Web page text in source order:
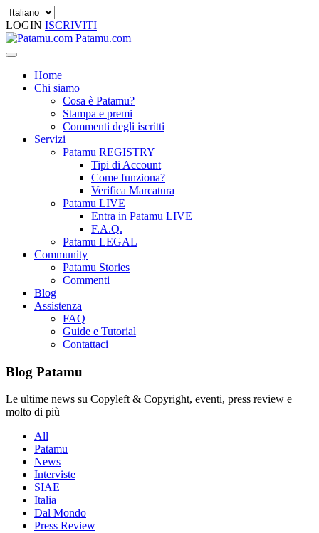
LOGIN ISCRIVITI
Patamu.com
Home
Chi siamo
Cosa è Patamu?
Stampa e premi
Commenti degli iscritti
Servizi
Patamu REGISTRY
Tipi di Account
Come funziona?
Verifica Marcatura
Patamu LIVE
Entra in Patamu LIVE
F.A.Q.
Patamu LEGAL
Community
Patamu Stories
Commenti
Blog
Assistenza
FAQ
Guide e Tutorial
Contattaci
Blog Patamu
Le ultime news su Copyleft & Copyright, eventi, press review e
molto di più
All
Patamu
News
Interviste
SIAE
Italia
Dal Mondo
Press Review